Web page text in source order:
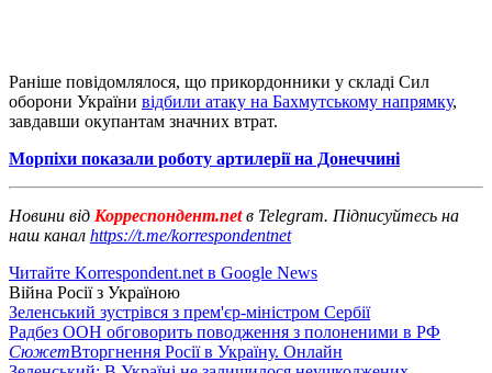
Раніше повідомлялося, що прикордонники у складі Сил
оборони України відбили атаку на Бахмутському напрямку,
завдавши окупантам значних втрат.
Морпіхи показали роботу артилерії на Донеччині
Новини від Корреспондент.netв Telegram. Підписуйтесь на
наш канал https://t.me/korrespondentnet
Читайте Korrespondent.net в Google News
Війна Росії з Україною
Зеленський зустрівся з прем'єр-міністром Сербії
Радбез ООН обговорить поводження з полоненими в РФ
СюжетВторгнення Росії в Україну. Онлайн